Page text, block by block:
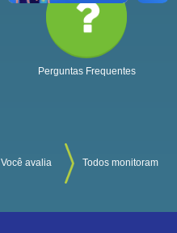
Perguntas Frequentes
Você avalia Todos monitoram